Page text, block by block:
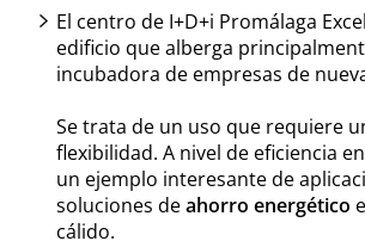
El centro de I+D+i Promálaga
edificio que alberga
incubadora de empresas de
Se trata de un uso que requiere
flexibilidad. A nivel de eficiencia
un ejemplo interesante de
soluciones deahorro energético
cálido.